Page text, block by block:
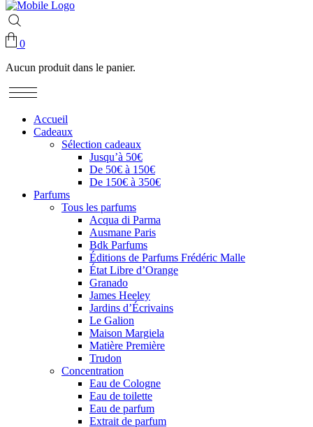
0
Aucun produit dans le panier.
Accueil
Cadeaux
Sélection cadeaux
Jusqu’à 50€
De 50€ à 150€
De 150€ à 350€
Parfums
Tous les parfums
Acqua di Parma
Ausmane Paris
Bdk Parfums
Éditions de Parfums Frédéric Malle
État Libre d’Orange
Granado
James Heeley
Jardins d’Écrivains
Le Galion
Maison Margiela
Matière Première
Trudon
Concentration
Eau de Cologne
Eau de toilette
Eau de parfum
Extrait de parfum